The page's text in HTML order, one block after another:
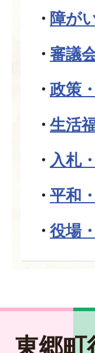
障が
審議
政策
生活
入札
平和
役場
東郷町